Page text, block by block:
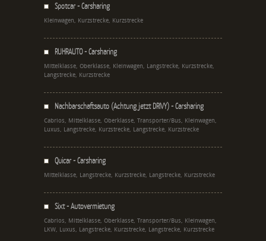
Spotcar - Carsharing
Kleinwagen, Kurzstrecke, Kurzstrecke
RUHRAUTO - Carsharing
Mittelklasse, Oberklasse, Kleinwagen, Langstrecke, Kurzstrecke,
Langstrecke, Kurzstrecke
Nachbarschaftsauto (Achtung jetzt DRIVY) - Carsharing
Cabrios, Mittelklasse, Oberklasse, Transporter/Bus, Kleinwagen,
Luxus, Langstrecke, Kurzstrecke, Langstrecke, Kurzstrecke
Quicar - Carsharing
Mittelklasse, Langstrecke, Kurzstrecke, Langstrecke, Kurzstrecke
Sixt - Autovermietung
Cabrios, Mittelklasse, Oberklasse, Transporter/Bus, Kleinwagen,
LKW, Luxus, Langstrecke, Kurzstrecke, Langstrecke, Kurzstrecke